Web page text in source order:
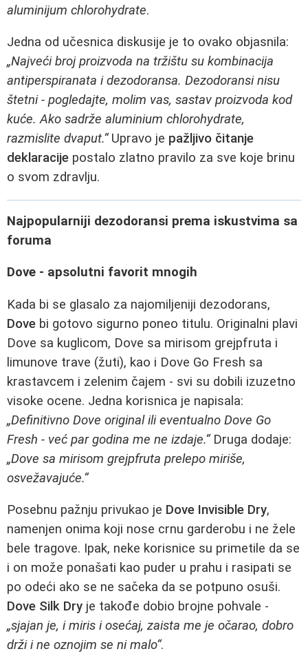
aluminijum chlorohydrate.
Jedna od učesnica diskusije je to ovako objasnila:
„Najveći broj proizvoda na tržištu su kombinacija
antiperspiranata i dezodoransa. Dezodoransi nisu
štetni - pogledajte, molim vas, sastav proizvoda kod
kuće. Ako sadrže aluminium chlorohydrate,
razmislite dvaput.“Upravo je pažljivo čitanje
deklaracije postalo zlatno pravilo za sve koje brinu
o svom zdravlju.
Najpopularniji dezodoransi prema iskustvima sa
foruma
Dove - apsolutni favorit mnogih
Kada bi se glasalo za najomiljeniji dezodorans,
Dove bi gotovo sigurno poneo titulu. Originalni plavi
Dove sa kuglicom, Dove sa mirisom grejpfruta i
limunove trave (žuti), kao i Dove Go Fresh sa
krastavcem i zelenim čajem - svi su dobili izuzetno
visoke ocene. Jedna korisnica je napisala:
„Definitivno Dove original ili eventualno Dove Go
Fresh - već par godina me ne izdaje.“Druga dodaje:
„Dove sa mirisom grejpfruta prelepo miriše,
osvežavajuće.“
Posebnu pažnju privukao je Dove Invisible Dry,
namenjen onima koji nose crnu garderobu i ne žele
bele tragove. Ipak, neke korisnice su primetile da se
i on može ponašati kao puder u prahu i rasipati se
po odeći ako se ne sačeka da se potpuno osuši.
Dove Silk Dry je takođe dobio brojne pohvale -
„sjajan je, i miris i osećaj, zaista me je očarao, dobro
drži i ne oznojim se ni malo“.